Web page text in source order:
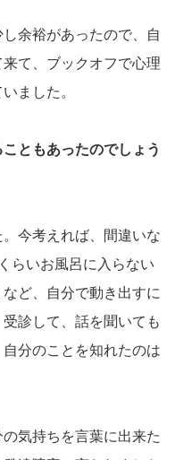
余裕があったので、自
て、ブックオフで心理
ました。
ともあったのでしょう
今考えれば、間違いな
らいお風呂に入らない
ど、自分で動き出すに
診して、話を聞いても
分のことを知れたのは
気持ちを言葉に出来た